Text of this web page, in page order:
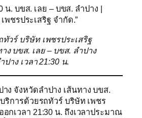
น. บขส. เลย – บขส. ลำปาง |
พชรประเสริฐ จำกัด.”
วร์ บริษัท เพชรประเสริฐ
ง บขส. เลย – บขส. ลำปาง
ปาง เวลา 21:30 น.
ง จังหวัดลำปาง เส้นทาง บขส.
ริการด้วยรถทัวร์ บริษัท เพชร
อกเวลา 21:30 น. ถึงเวลาประมาณ